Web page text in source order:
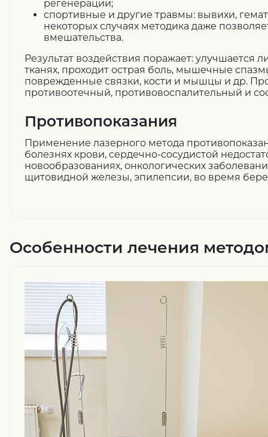
регенерации;
спортивные и другие травмы: вывихи,
некоторых случаях методика даже
вмешательства.
Результат воздействия поражает: улучшается
тканях, проходит острая боль, мышечные
поврежденные связки, кости и мышцы и др.
противоотечный, противовоспалительный и
Противопоказания
Применение лазерного метода
болезнях крови, сердечно-сосудистой
новообразованиях, онкологических
щитовидной железы, эпилепсии, во время
Особенности лечения